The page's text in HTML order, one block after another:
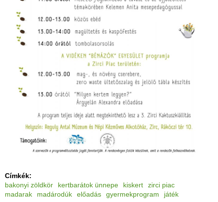
Címkék:
bakonyi zöldkör
kertbarátok ünnepe kiskert
zirci piac
madarak
madárodúk előadás gyermekprogram
játék